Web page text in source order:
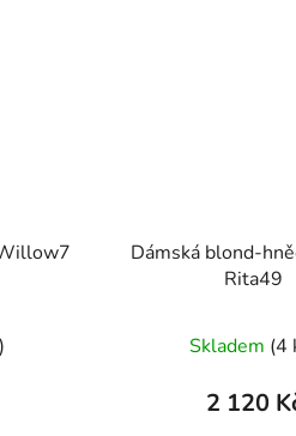
Dámská blond-
Rita49
Skladem (4
2 120